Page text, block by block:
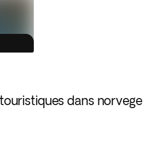
dans norvege